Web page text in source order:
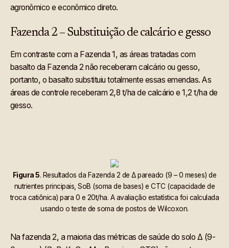
agronômico e econômico direto.
Fazenda 2 – Substituição de calcário e gesso
Em contraste com a Fazenda 1, as áreas tratadas com
basalto da Fazenda 2 não receberam calcário ou gesso,
portanto, o basalto substituiu totalmente essas emendas. As
áreas de controle receberam 2,8 t/ha de calcário e 1,2 t/ha de
gesso.
Figura 5. Resultados da Fazenda 2 de Δ pareado (9 – 0 meses) de
nutrientes principais, SoB (soma de bases) e CTC (capacidade de
troca catiônica) para 0 e 20t/ha. A avaliação estatística foi calculada
usando o teste de soma de postos de Wilcoxon.
Na fazenda 2, a maioria das métricas de saúde do solo Δ (9-